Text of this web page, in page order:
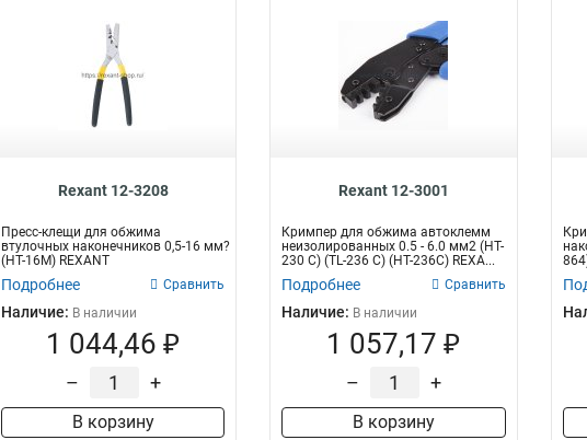
Rexant 12-3208
Пресс-клещи для обжима
втулочных наконечников 0,5-16 мм?
(HT-16M) REXANT
Подробнее Сравнить
Наличие: В наличии
1 044,46 ₽
– +
В корзину
Rexant 12-3001
Кримпер для обжима автоклемм
неизолированных 0.5 - 6.0 мм2 (HT-
230 С) (TL-236 C) (HT-236C) REXA...
Подробнее Сравнить
Наличие: В наличии
1 057,17 ₽
– +
В корзину